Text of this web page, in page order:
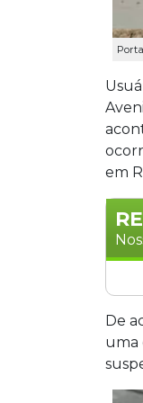
em
De
uma